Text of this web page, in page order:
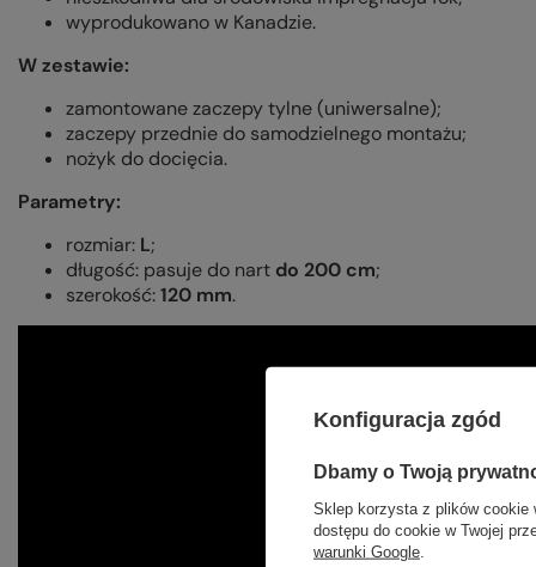
wyprodukowano w Kanadzie.
W zestawie:
zamontowane zaczepy tylne (uniwersalne);
zaczepy przednie do samodzielnego montażu;
nożyk do docięcia.
Parametry:
rozmiar: L;
długość: pasuje do nart do 200 cm;
szerokość:120 mm.
Konfiguracja zgód
Dbamy o Twoją
Sklep korzysta z plików cookie
dostępu do cookie w Twojej
warunki Google